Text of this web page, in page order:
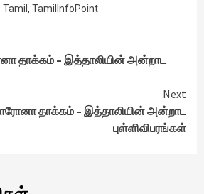
Tamil , TamilInfoPoint
தாக்கம் – இத்தாலியின் அன்றாட
Next
தாக்கம் – இத்தாலியின் அன்றாட
புள்ளிவிபரங்கள்